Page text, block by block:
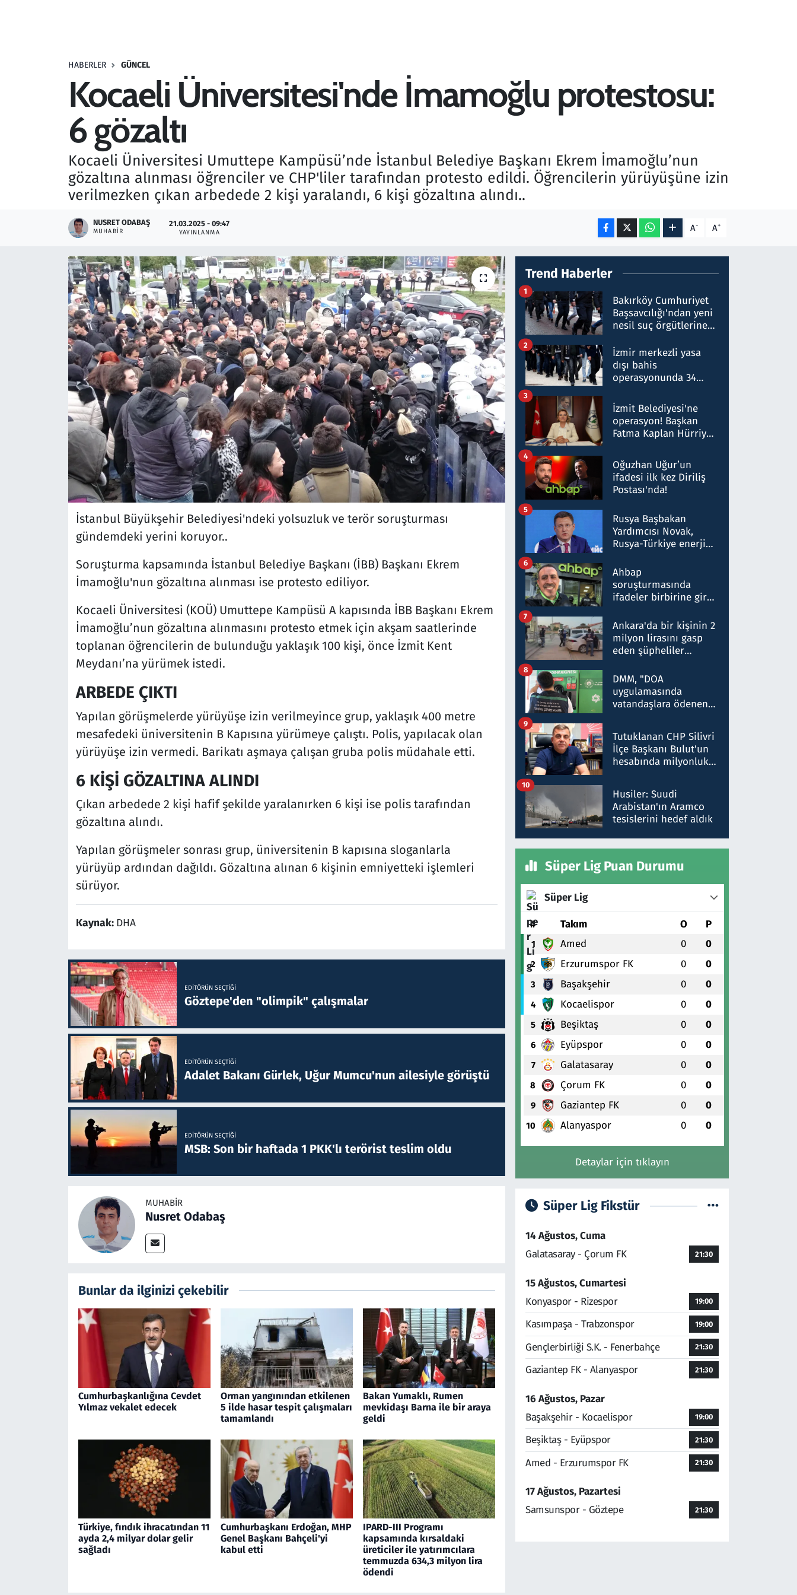
HABERLER GÜNCEL
Kocaeli Üniversitesi'nde İmamoğlu protestosu:
6 gözaltı
Kocaeli Üniversitesi Umuttepe Kampüsü’nde İstanbul Belediye Başkanı Ekrem İmamoğlu’nun
gözaltına alınması öğrenciler ve CHP'liler tarafından protesto edildi. Öğrencilerin yürüyüşüne izin
verilmezken çıkan arbedede 2 kişi yaralandı, 6 kişi gözaltına alındı..
NUSRET ODABAŞ
MUHABIR
21.03.2025 - 09:47
YAYINLANMA A- A+
İstanbul Büyükşehir Belediyesi'ndeki yolsuzluk ve terör soruşturması
gündemdeki yerini koruyor..
Soruşturma kapsamında İstanbul Belediye Başkanı (İBB) Başkanı Ekrem
İmamoğlu'nun gözaltına alınması ise protesto ediliyor.
Kocaeli Üniversitesi (KOÜ) Umuttepe Kampüsü A kapısında İBB Başkanı Ekrem
İmamoğlu’nun gözaltına alınmasını protesto etmek için akşam saatlerinde
toplanan öğrencilerin de bulunduğu yaklaşık 100 kişi, önce İzmit Kent
Meydanı’na yürümek istedi.
ARBEDE ÇIKTI
Yapılan görüşmelerde yürüyüşe izin verilmeyince grup, yaklaşık 400 metre
mesafedeki üniversitenin B Kapısına yürümeye çalıştı. Polis, yapılacak olan
yürüyüşe izin vermedi. Barikatı aşmaya çalışan gruba polis müdahale etti.
6 KİŞİ GÖZALTINA ALINDI
Çıkan arbedede 2 kişi hafif şekilde yaralanırken 6 kişi ise polis tarafından
gözaltına alındı.
Yapılan görüşmeler sonrası grup, üniversitenin B kapısına sloganlarla
yürüyüp ardından dağıldı. Gözaltına alınan 6 kişinin emniyetteki işlemleri
sürüyor.
Kaynak: DHA
EDITÖRÜN SEÇTIĞI
Göztepe'den "olimpik" çalışmalar
EDITÖRÜN SEÇTIĞI
Adalet Bakanı Gürlek, Uğur Mumcu'nun ailesiyle görüştü
EDITÖRÜN SEÇTIĞI
MSB: Son bir haftada 1 PKK'lı terörist teslim oldu
MUHABIR
Nusret Odabaş
Bunlar da ilginizi çekebilir
Cumhurbaşkanlığına Cevdet
Yılmaz vekalet edecek
Orman yangınından etkilenen
5 ilde hasar tespit çalışmaları
tamamlandı
Bakan Yumaklı, Rumen
mevkidaşı Barna ile bir araya
geldi
Türkiye, fındık ihracatından 11
ayda 2,4 milyar dolar gelir
sağladı
Cumhurbaşkanı Erdoğan, MHP
Genel Başkanı Bahçeli'yi
kabul etti
IPARD-III Programı
kapsamında kırsaldaki
üreticiler ile yatırımcılara
temmuzda 634,3 milyon lira
ödendi
Trend Haberler
Bakırköy Cumhuriyet
Başsavcılığı'ndan yeni
nesil suç örgütlerine
hakkında gözaltı kararı
1
İzmir merkezli yasa
dışı bahis
operasyonunda 34
Milyar liralık para
trafiği tespit edildi
2
İzmit Belediyesi'ne
operasyon! Başkan
Fatma Kaplan Hürriyet
3
Oğuzhan Uğur’un
ifadesi ilk kez Diriliş
Postası'nda!
4
Rusya Başbakan
Yardımcısı Novak,
Rusya-Türkiye enerji
nitelikte olduğunu
belirtti
5
Ahbap
soruşturmasında
ifadeler birbirine girdi:
ifadelerinden ortaya
çıkan tablo şok etti
6
Ankara'da bir kişinin 2
milyon lirasını gasp
eden şüpheliler
7
DMM, "DOA
uygulamasında
vatandaşlara ödenen
düşürüldüğü" iddiasını
yalanladı
8
Tutuklanan CHP Silivri
İlçe Başkanı Bulut'un
hesabında milyonluk
talimat verdi, ben
gönderdim
9
Husiler: Suudi
Arabistan'ın Aramco
tesislerini hedef aldık
10
Süper Lig Puan Durumu
Süper Lig
# Takım O P
1 Amed 0 0
2 Erzurumspor FK 0 0
3 Başakşehir 0 0
4 Kocaelispor 0 0
5 Beşiktaş 0 0
6 Eyüpspor 0 0
7 Galatasaray 0 0
8 Çorum FK 0 0
9 Gaziantep FK 0 0
10 Alanyaspor 0 0
Detaylar için tıklayın
Süper Lig Fikstür
14 Ağustos, Cuma
Galatasaray - Çorum FK
21:30
15 Ağustos, Cumartesi
Konyaspor - Rizespor
19:00
Kasımpaşa - Trabzonspor 19:00
Gençlerbirliği S.K. - Fenerbahçe 21:30
Gaziantep FK - Alanyaspor 21:30
16 Ağustos, Pazar
Başakşehir - Kocaelispor
19:00
Beşiktaş - Eyüpspor 21:30
Amed - Erzurumspor FK 21:30
17 Ağustos, Pazartesi
Samsunspor - Göztepe
21:30
Savunma Sanayi
Televizyon